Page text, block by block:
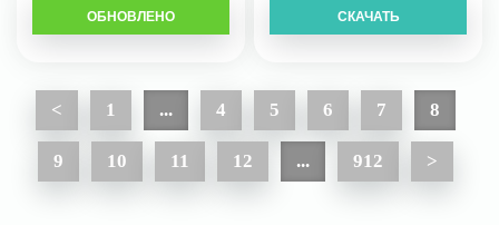
СКАЧАТЬ
ОБНОВЛЕНО СКАЧАТЬ
< 1 ... 4 5 6 7 8
9 10 11 12 ... 912 >